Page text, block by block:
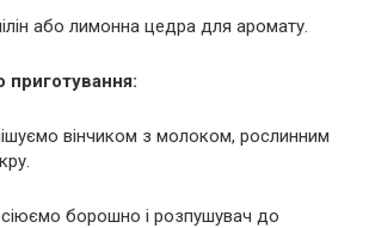
або лимонна цедра для аромату.
вінчиком з молоком, рослинним
борошно і розпушувач до